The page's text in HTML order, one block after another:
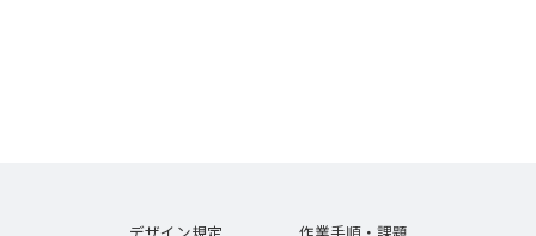
デザイン規定 作業手順・課題